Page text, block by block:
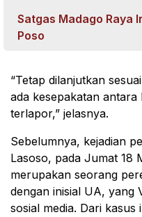
Satgas Madago Raya
Poso
“Tetap dilanjutkan
ada kesepakatan
terlapor,” jelasnya.
Sebelumnya, kejadian
Lasoso, pada Jumat 18
merupakan seorang
dengan inisial UA, yang
sosial media. Dari kasus